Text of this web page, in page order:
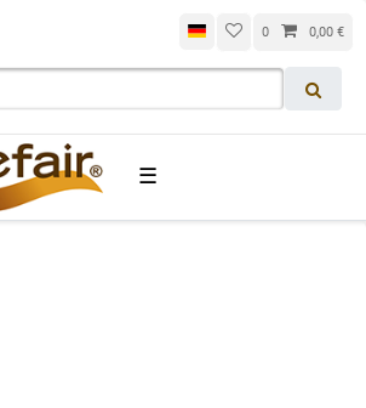
0 0,00 €
☰